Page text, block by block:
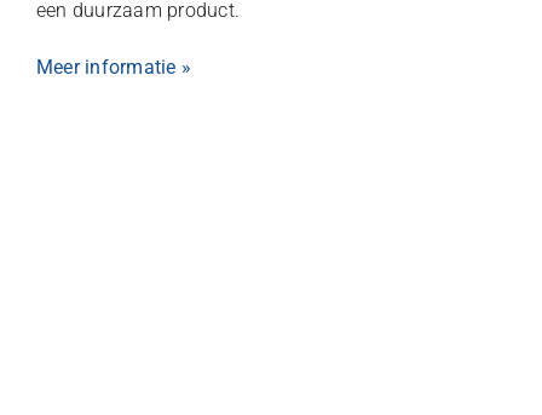
een duurzaam product.
Meer informatie »